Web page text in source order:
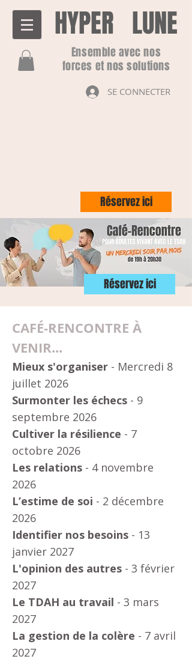
HYPER LUNE
Ensemble avec nos
forces et nos solutions
SE CONNECTER
Réservez ici
Réservez ici
CAFÉ-RENCONTRE À
VENIR...
Mieux s'organiser - Mercredi 8
juillet 2026
Surmonter les échecs - 9
septembre 2026
Cultiver la résilience - 7
octobre 2026
Les relations - 4 novembre
2026
L’estime de soi - 2 décembre
2026
Identifier nos besoins - 13
janvier 2027
L'opinion des autres - 3 février
2027
Le TDAH au travail - 3 mars
2027
La gestion de la colère - 7 avril
2027